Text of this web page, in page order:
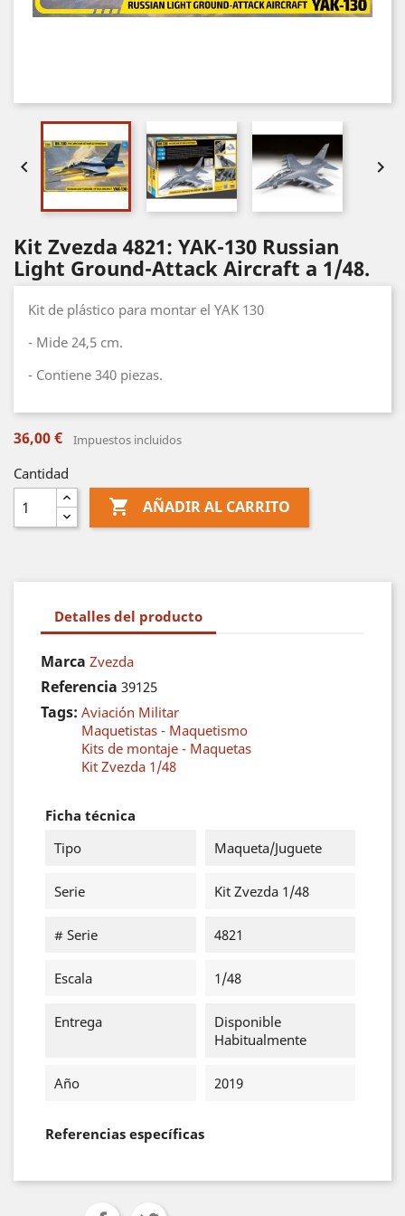
 
Kit Zvezda 4821: YAK-130 Russian
Light Ground-Attack Aircraft a 1/48.
Kit de plástico para montar el YAK 130
- Mide 24,5 cm.
- Contiene 340 piezas.
36,00 € Impuestos incluidos
Cantidad
 AÑADIR AL CARRITO
Detalles del producto
Marca Zvezda
Referencia 39125
Tags: Aviación Militar
Maquetistas - Maquetismo
Kits de montaje - Maquetas
Kit Zvezda 1/48
Ficha técnica
Tipo
Maqueta/Juguete
Serie Kit Zvezda 1/48
# Serie 4821
Escala 1/48
Entrega
Disponible
Habitualmente
Año 2019
Referencias específicas